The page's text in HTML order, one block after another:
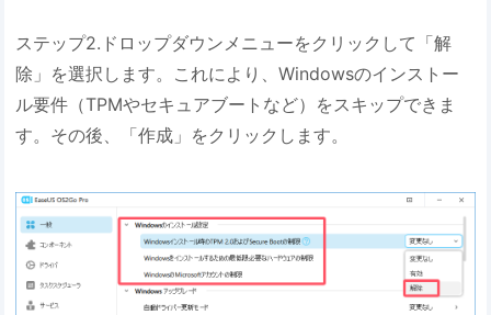
ステップ2.ドロップダウンメニューをクリックして「解
除」を選択します。これにより、Windowsのインストー
ル要件（TPMやセキュアブートなど）をスキップできま
す。その後、「作成」をクリックします。